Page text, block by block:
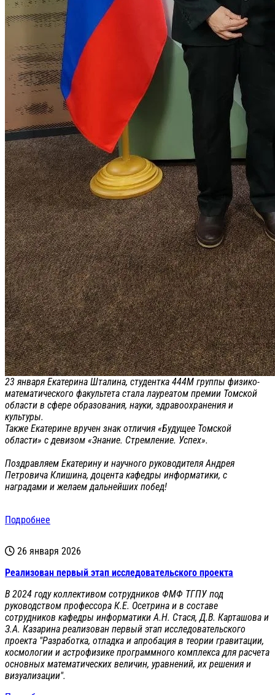
23 января Екатерина Шталина, студентка 444М группы физико-
математического факультета стала лауреатом премии Томской
области в сфере образования, науки, здравоохранения и
культуры.
Также Екатерине вручен знак отличия «Будущее Томской
области» с девизом «Знание. Стремление. Успех».
Поздравляем Екатерину и научного руководителя Андрея
Петровича Клишина, доцента кафедры информатики, с
наградами и желаем дальнейших побед!
Подробнее
26 января 2026
Реализован первый этап исследовательского проекта
В 2024 году коллективом сотрудников ФМФ ТГПУ под
руководством профессора К.Е. Осетрина и в составе
сотрудников кафедры информатики А.Н. Стася, Д.В. Карташова и
З.А. Казарина реализован первый этап исследовательского
проекта "Разработка, отладка и апробация в теории гравитации,
космологии и астрофизике программного комплекса для расчета
основных математических величин, уравнений, их решения и
визуализации".